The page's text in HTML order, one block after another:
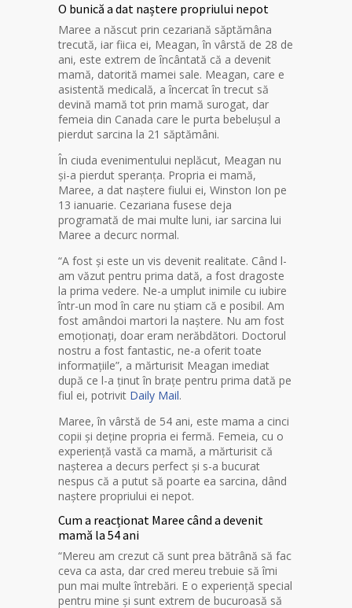
O bunică a dat naștere propriului nepot
Maree a născut prin cezariană săptămâna
trecută, iar fiica ei, Meagan, în vârstă de 28 de
ani, este extrem de încântată că a devenit
mamă, datorită mamei sale. Meagan, care e
asistentă medicală, a încercat în trecut să
devină mamă tot prin mamă surogat, dar
femeia din Canada care le purta bebelușul a
pierdut sarcina la 21 săptămâni.
În ciuda evenimentului neplăcut, Meagan nu
și-a pierdut speranța. Propria ei mamă,
Maree, a dat naștere fiului ei, Winston Ion pe
13 ianuarie. Cezariana fusese deja
programată de mai multe luni, iar sarcina lui
Maree a decurc normal.
“A fost și este un vis devenit realitate. Când l-
am văzut pentru prima dată, a fost dragoste
la prima vedere. Ne-a umplut inimile cu iubire
într-un mod în care nu știam că e posibil. Am
fost amândoi martori la naștere. Nu am fost
emoționați, doar eram nerăbdători. Doctorul
nostru a fost fantastic, ne-a oferit toate
informațiile”, a mărturisit Meagan imediat
după ce l-a ținut în brațe pentru prima dată pe
fiul ei, potrivit Daily Mail.
Maree, în vârstă de 54 ani, este mama a cinci
copii și deține propria ei fermă. Femeia, cu o
experiență vastă ca mamă, a mărturisit că
nașterea a decurs perfect și s-a bucurat
nespus că a putut să poarte ea sarcina, dând
naștere propriului ei nepot.
Cum a reacționat Maree când a devenit
mamă la 54 ani
“Mereu am crezut că sunt prea bătrână să fac
ceva ca asta, dar cred mereu trebuie să îmi
pun mai multe întrebări. E o experiență special
pentru mine și sunt extrem de bucuroasă să